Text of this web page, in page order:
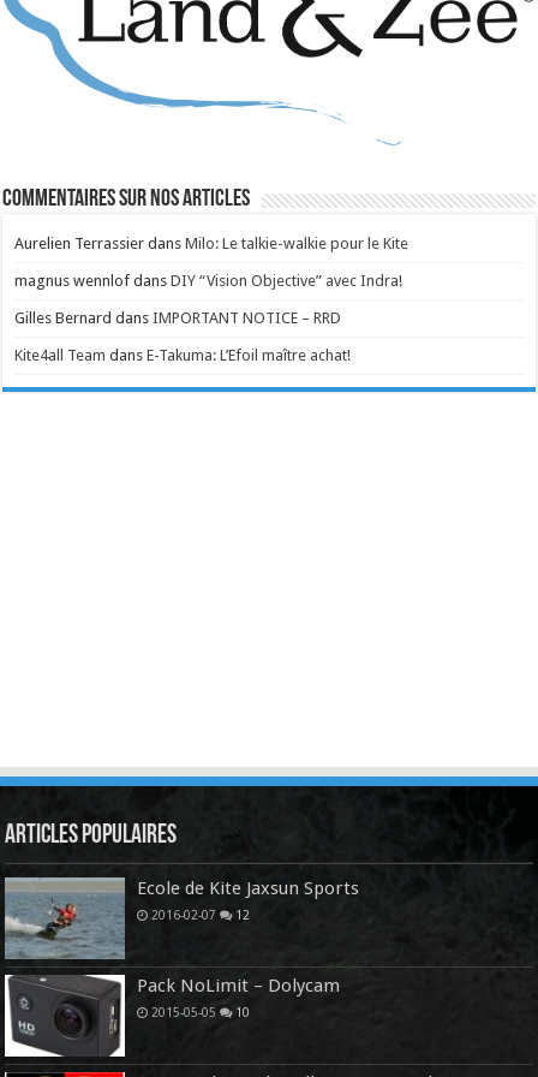
Commentaires sur nos articles
Aurelien Terrassier dansMilo: Le talkie-walkie pour le Kite
magnus wennlof dansDIY “Vision Objective” avec Indra!
Gilles Bernard dansIMPORTANT NOTICE – RRD
Kite4all Team dansE-Takuma: L’Efoil maître achat!
Articles Populaires
Ecole de Kite Jaxsun Sports
2016-02-07 12
Pack NoLimit – Dolycam
2015-05-05 10